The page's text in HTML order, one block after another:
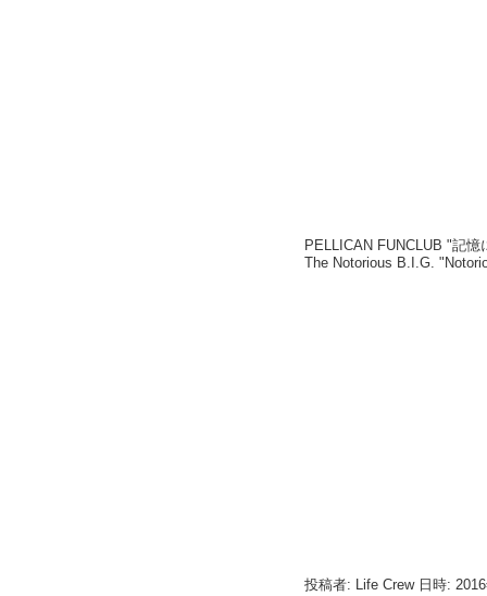
PELLICAN FUNCLUB "記
The Notorious B.I.G.
投稿者: Life Crew 日時: